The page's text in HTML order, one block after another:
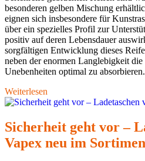
besonderen gelben Mischung
eignen sich insbesondere für
über ein spezielles Profil zur
positiv auf deren Lebensdauer
sorgfältigen Entwicklung dieses
neben der enormen Langlebigkeit
Unebenheiten optimal zu absorbieren.
Weiterlesen
Sicherheit geht vor –
Vapex neu im